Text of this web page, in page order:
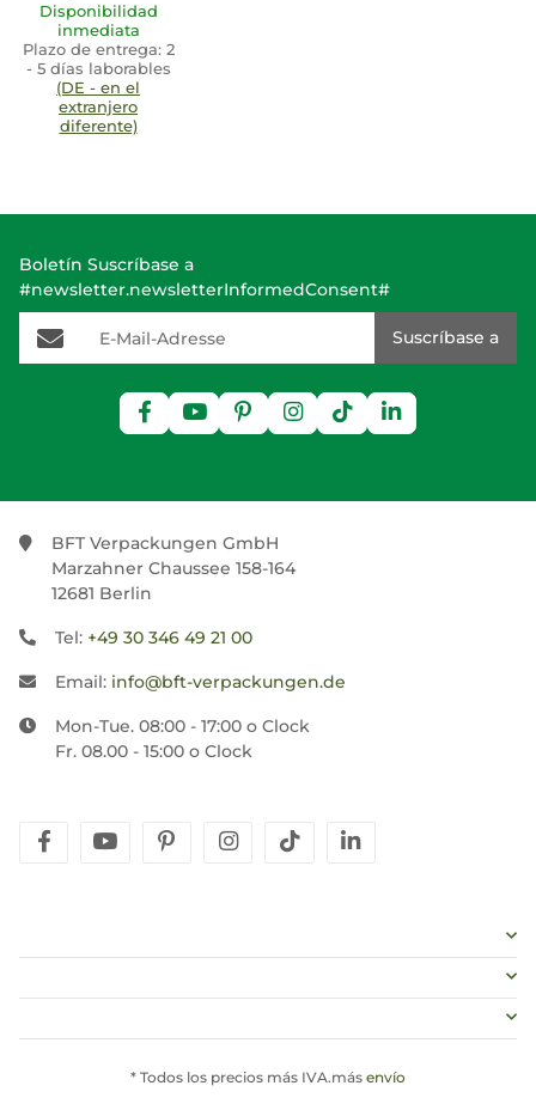
Disponibilidad
inmediata
Plazo de entrega: 2
- 5 días laborables
(DE - en el
extranjero
diferente)
Boletín Suscríbase a
#newsletter.newsletterInformedConsent#
E-Mail-Adresse
Suscríbase a
BFT Verpackungen GmbH
Marzahner Chaussee 158-164
12681 Berlin
Tel: +49 30 346 49 21 00
Email: info@bft-verpackungen.de
Mon-Tue. 08:00 - 17:00 o Clock
Fr. 08.00 - 15:00 o Clock
facebookyoutubepinterestinstagram
tiktok
* Todos los precios más IVA.más envío